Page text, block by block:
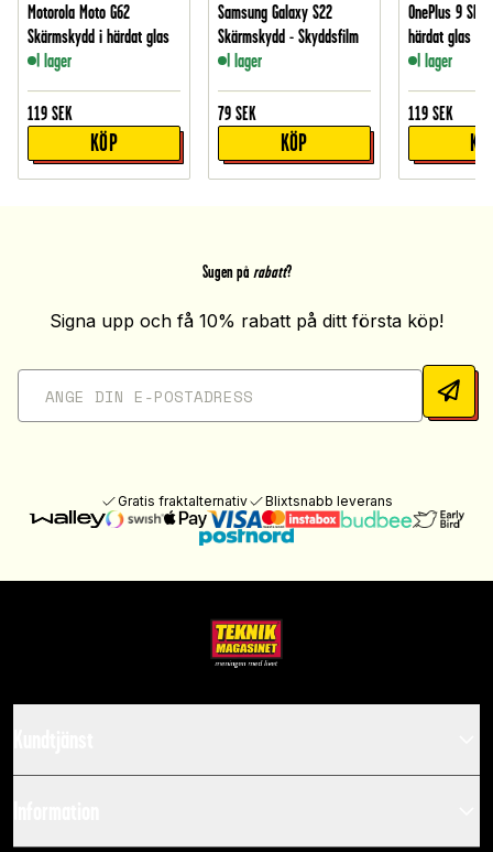
Motorola Moto G62
Skärmskydd i härdat glas
I lager
119 SEK
KÖP
Samsung Galaxy S22
Skärmskydd - Skyddsfilm
I lager
79 SEK
KÖP
OnePlus 9
härdat glas
I lager
119 SEK
Sugen på rabatt?
Signa upp och få 10% rabatt på ditt första köp!
Gratis fraktalternativ Blixtsnabb leverans